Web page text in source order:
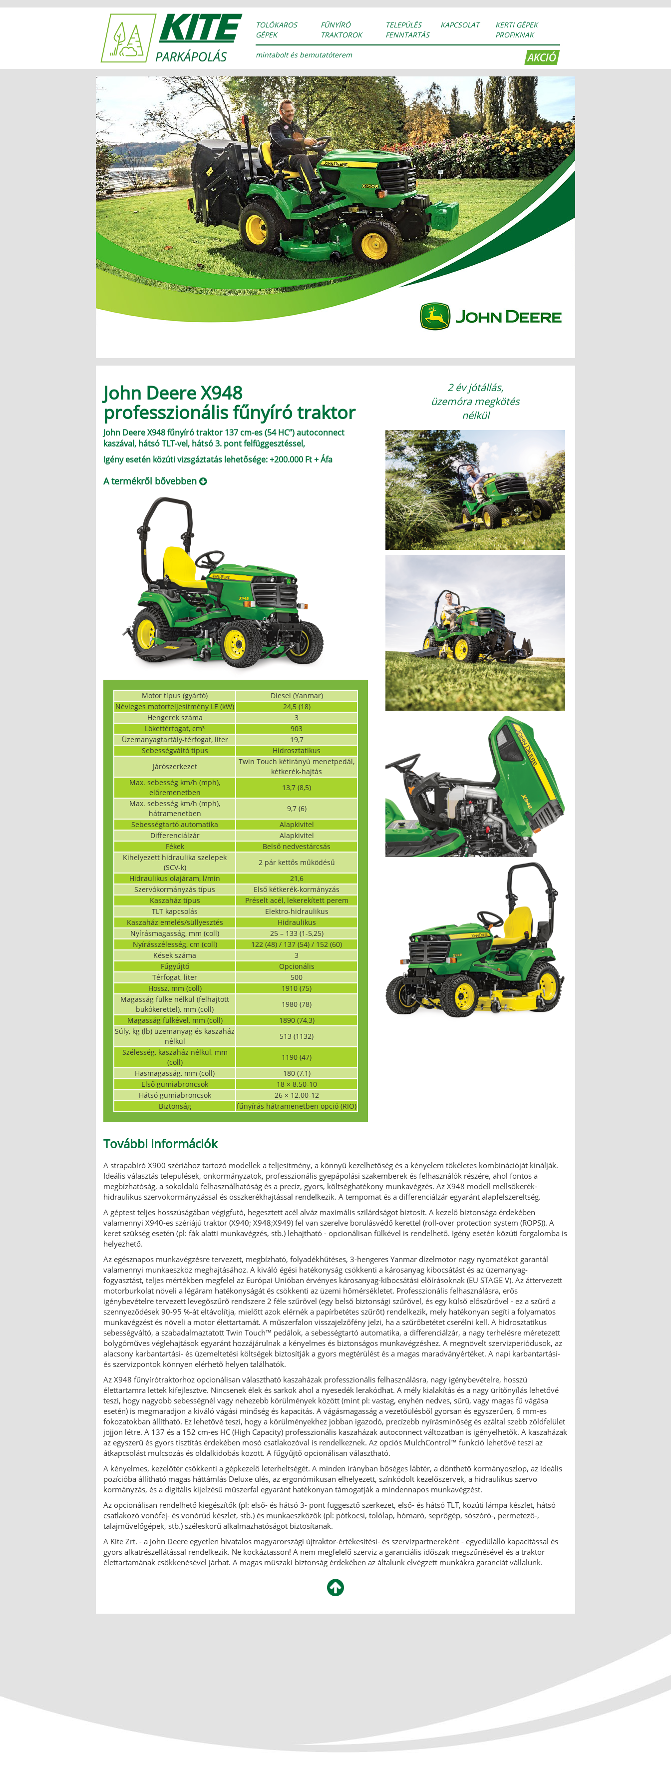
TOLÓKAROS
GÉPEK
FŰNYÍRÓ
TRAKTOROK
TELEPÜLÉS
FENNTARTÁS
KAPCSOLAT
KERTI GÉPEK
PROFIKNAK
mintabolt és bemutatóterem
John Deere X948
professzionális fűnyíró traktor
John Deere X948 fűnyíró traktor 137 cm-es (54 HC”) autoconnect
kaszával, hátsó TLT-vel, hátsó 3. pont felfüggesztéssel,
Igény esetén közúti vizsgáztatás lehetősége: +200.000 Ft + Áfa
A termékről bővebben
Motor típus (gyártó)
Diesel (Yanmar)
Névleges motorteljesítmény LE (kW)
24,5 (18)
Hengerek száma
3
Lökettérfogat, cm³
903
Üzemanyagtartály-térfogat, liter
19,7
Sebességváltó típus
Hidrosztatikus
Járószerkezet
Twin Touch kétirányú menetpedál,
kétkerék-hajtás
Max. sebesség km/h (mph),
előremenetben
13,7 (8,5)
Max. sebesség km/h (mph),
hátramenetben
9,7 (6)
Sebességtartó automatika
Alapkivitel
Differenciálzár
Alapkivitel
Fékek
Belső nedvestárcsás
Kihelyezett hidraulika szelepek
(SCV-k)
2 pár kettős működésű
Hidraulikus olajáram, l/min
21,6
Szervókormányzás típus
Első kétkerék-kormányzás
Kaszaház típus
Préselt acél, lekerekített perem
TLT kapcsolás
Elektro-hidraulikus
Kaszaház emelés/süllyesztés
Hidraulikus
Nyírásmagasság, mm (coll)
25 – 133 (1-5,25)
Nyírásszélesség, cm (coll)
122 (48) / 137 (54) / 152 (60)
Kések száma
3
Fűgyűjtő
Opcionális
Térfogat, liter
500
Hossz, mm (coll)
1910 (75)
Magasság fülke nélkül (felhajtott
bukókerettel), mm (coll)
1980 (78)
Magasság fülkével, mm (coll)
1890 (74,3)
Súly, kg (lb) üzemanyag és kaszaház
nélkül
513 (1132)
Szélesség, kaszaház nélkül, mm
(coll)
1190 (47)
Hasmagasság, mm (coll)
180 (7,1)
Első gumiabroncsok
18 × 8.50-10
Hátsó gumiabroncsok
26 × 12.00-12
Biztonság
fűnyírás hátramenetben opció (RIO)
2 év jótállás,
üzemóra megkötés
nélkül
További információk
A strapabíró X900 szériához tartozó modellek a teljesítmény, a könnyű kezelhetőség és a kényelem tökéletes kombinációját kínálják.
Ideális választás települések, önkormányzatok, professzionális gyepápolási szakemberek és felhasználók részére, ahol fontos a
megbízhatóság, a sokoldalú felhasználhatóság és a precíz, gyors, költséghatékony munkavégzés. Az X948 modell mellsőkerék-
hidraulikus szervokormányzással és összkerékhajtással rendelkezik. A tempomat és a differenciálzár egyaránt alapfelszereltség.
A géptest teljes hosszúságában végigfutó, hegesztett acél alváz maximális szilárdságot biztosít. A kezelő biztonsága érdekében
valamennyi X940-es szériájú traktor (X940; X948;X949) fel van szerelve borulásvédő kerettel (roll-over protection system (ROPS)). A
keret szükség esetén (pl: fák alatti munkavégzés, stb.) lehajtható - opcionálisan fülkével is rendelhető. Igény esetén közúti forgalomba is
helyezhető.
Az egésznapos munkavégzésre tervezett, megbízható, folyadékhűtéses, 3-hengeres Yanmar dízelmotor nagy nyomatékot garantál
valamennyi munkaeszköz meghajtásához. A kiváló égési hatékonyság csökkenti a károsanyag kibocsátást és az üzemanyag-
fogyasztást, teljes mértékben megfelel az Európai Unióban érvényes károsanyag-kibocsátási előírásoknak (EU STAGE V). Az áttervezett
motorburkolat növeli a légáram hatékonyságát és csökkenti az üzemi hőmérsékletet. Professzionális felhasználásra, erős
igénybevételre tervezett levegőszűrő rendszere 2 féle szűrővel (egy belső biztonsági szűrővel, és egy külső előszűrővel - ez a szűrő a
szennyeződések 90-95 %-át eltávolítja, mielőtt azok elérnék a papírbetétes szűrőt) rendelkezik, mely hatékonyan segíti a folyamatos
munkavégzést és növeli a motor élettartamát. A műszerfalon visszajelzőfény jelzi, ha a szűrőbetétet cserélni kell. A hidrosztatikus
sebességváltó, a szabadalmaztatott Twin Touch™ pedálok, a sebességtartó automatika, a differenciálzár, a nagy terhelésre méretezett
bolygóműves véglehajtások egyaránt hozzájárulnak a kényelmes és biztonságos munkavégzéshez. A megnövelt szervizperiódusok, az
alacsony karbantartási- és üzemeltetési költségek biztosítják a gyors megtérülést és a magas maradványértéket. A napi karbantartási-
és szervizpontok könnyen elérhető helyen találhatók.
Az X948 fűnyírótraktorhoz opcionálisan választható kaszaházak professzionális felhasználásra, nagy igénybevételre, hosszú
élettartamra lettek kifejlesztve. Nincsenek élek és sarkok ahol a nyesedék lerakódhat. A mély kialakítás és a nagy ürítőnyílás lehetővé
teszi, hogy nagyobb sebességnél vagy nehezebb körülmények között (mint pl: vastag, enyhén nedves, sűrű, vagy magas fű vágása
esetén) is megmaradjon a kiváló vágási minőség és kapacitás. A vágásmagasság a vezetőülésből gyorsan és egyszerűen, 6 mm-es
fokozatokban állítható. Ez lehetővé teszi, hogy a körülményekhez jobban igazodó, precízebb nyírásminőség és ezáltal szebb zöldfelület
jöjjön létre. A 137 és a 152 cm-es HC (High Capacity) professzionális kaszaházak autoconnect változatban is igényelhetők. A kaszaházak
az egyszerű és gyors tisztítás érdekében mosó csatlakozóval is rendelkeznek. Az opciós MulchControl™ funkció lehetővé teszi az
átkapcsolást mulcsozás és oldalkidobás között. A fűgyűjtő opcionálisan választható.
A kényelmes, kezelőtér csökkenti a gépkezelő leterheltségét. A minden irányban bőséges lábtér, a dönthető kormányoszlop, az ideális
pozícióba állítható magas háttámlás Deluxe ülés, az ergonómikusan elhelyezett, színkódolt kezelőszervek, a hidraulikus szervo
kormányzás, és a digitális kijelzésű műszerfal egyaránt hatékonyan támogatják a mindennapos munkavégzést.
Az opcionálisan rendelhető kiegészítők (pl: első- és hátsó 3- pont függesztő szerkezet, első- és hátsó TLT, közúti lámpa készlet, hátsó
csatlakozó vonófej- és vonórúd készlet, stb.) és munkaeszközök (pl: pótkocsi, tolólap, hómaró, seprőgép, sószóró-, permetező-,
talajművelőgépek, stb.) széleskörű alkalmazhatóságot biztosítanak.
A Kite Zrt. - a John Deere egyetlen hivatalos magyarországi újtraktor-értékesítési- és szervizpartnereként - egyedülálló kapacitással és
gyors alkatrészellátással rendelkezik. Ne kockáztasson! A nem megfelelő szerviz a garanciális időszak megszűnésével és a traktor
élettartamának csökkenésével járhat. A magas műszaki biztonság érdekében az általunk elvégzett munkákra garanciát vállalunk.